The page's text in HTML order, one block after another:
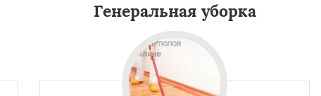
Генеральная уборка